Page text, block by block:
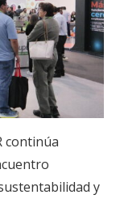
continúa
y